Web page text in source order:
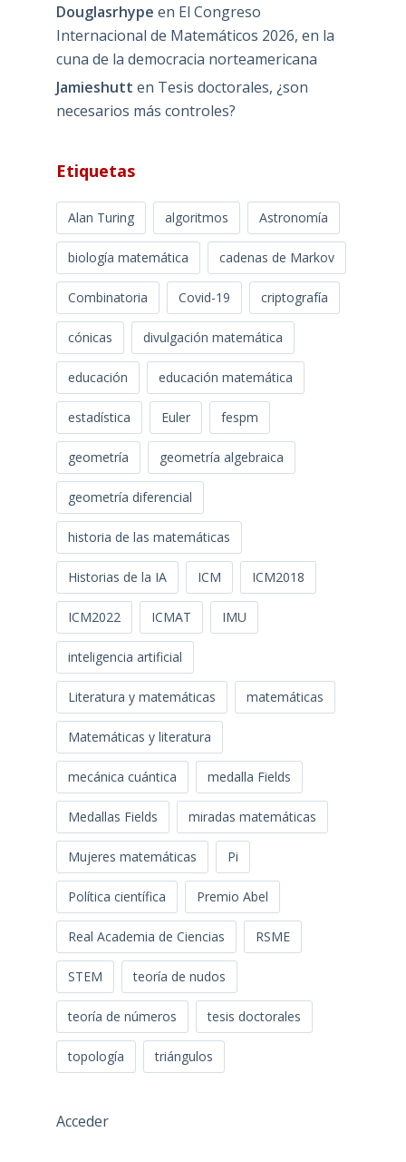
Douglasrhype en El Congreso
Internacional de Matemáticos 2026, en la
cuna de la democracia norteamericana
Jamieshutt en Tesis doctorales, ¿son
necesarios más controles?
Etiquetas
Alan Turing algoritmos Astronomía
biología matemática cadenas de Markov
Combinatoria Covid-19 criptografía
cónicas divulgación matemática
educación educación matemática
estadística Euler fespm
geometría geometría algebraica
geometría diferencial
historia de las matemáticas
Historias de la IA ICM ICM2018
ICM2022 ICMAT IMU
inteligencia artificial
Literatura y matemáticas matemáticas
Matemáticas y literatura
mecánica cuántica medalla Fields
Medallas Fields miradas matemáticas
Mujeres matemáticas Pi
Política científica Premio Abel
Real Academia de Ciencias RSME
STEM teoría de nudos
teoría de números tesis doctorales
topología triángulos
Acceder